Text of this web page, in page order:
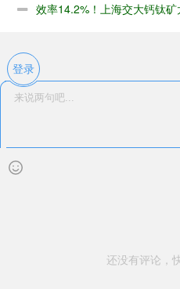
效率14.2%！上海交大钙钛
登录
还没有评论，